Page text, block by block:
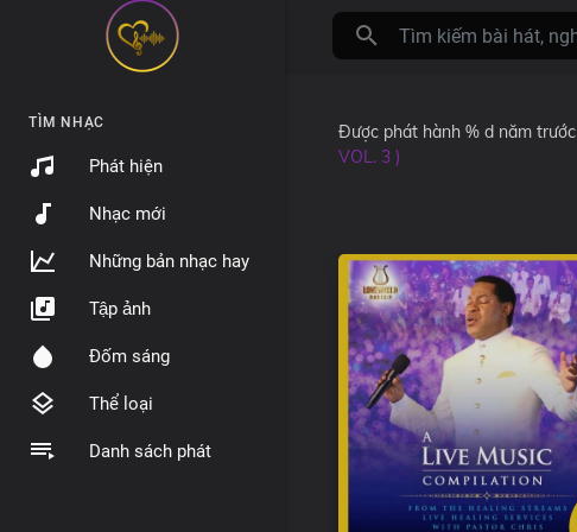
TÌM NHẠC
Phát hiện
Nhạc mới
Những bản nhạc hay
Tập ảnh
Đốm sáng
Thể loại
Danh sách phát
Được phát hành % d năm trước
VOL. 3 )